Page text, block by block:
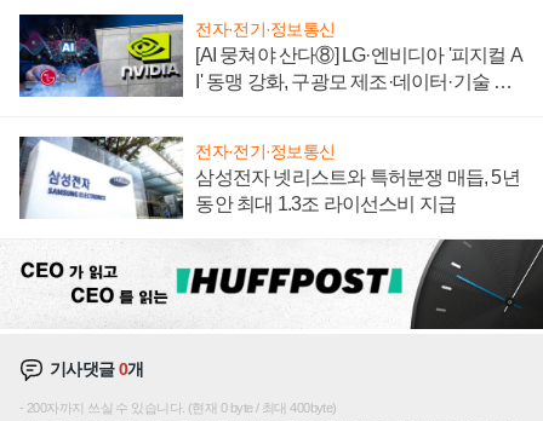
전자·전기·정보통신
[AI 뭉쳐야 산다⑧] LG·엔비디아 '피지컬 A
I' 동맹 강화, 구광모 제조·데이터·기술 결
전자·전기·정보통신
삼성전자 넷리스트와 특허분쟁 매듭, 5년
동안 최대 1.3조 라이선스비 지급
기사댓글0개
200자까지 쓰실 수 있습니다. (현재 0 byte / 최대 400byte)